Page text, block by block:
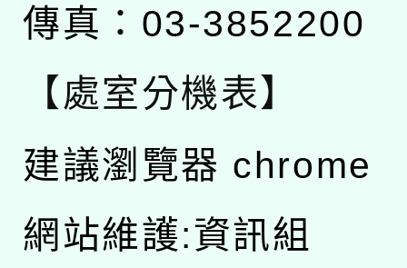
傳真：03-3852200
【處室分機表】
建議瀏覽器 chrome
網站維護:資訊組